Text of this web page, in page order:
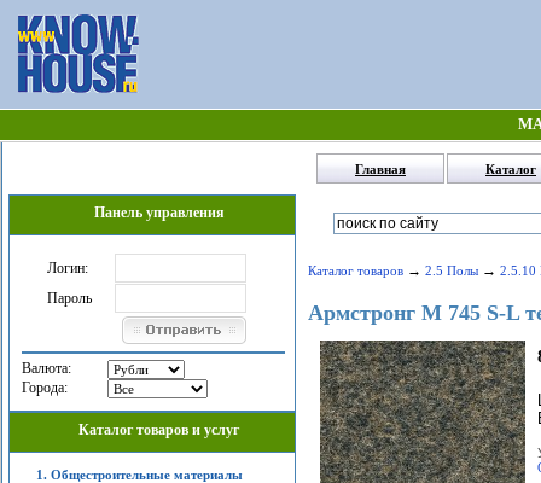
Главная Каталог
Панель управления
Логин:
Пароль
Валюта:
Города:
Каталог товаров и услуг
1. Общестроительные материалы
Каталог товаров→ 2.5 Полы→ 2.5.10
Армстронг M 745 S-L